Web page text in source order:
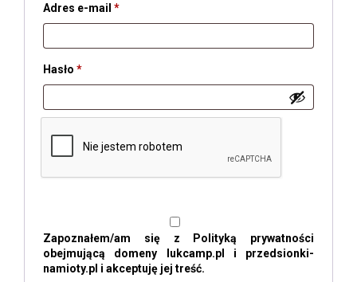
Adres e-mail *Wymagane
Hasło *Wymagane
Zapoznałem/am się z
Polityką prywatności
obejmującą domeny lukcamp.pl i przedsionki-
namioty.pl i akceptuję jej treść.